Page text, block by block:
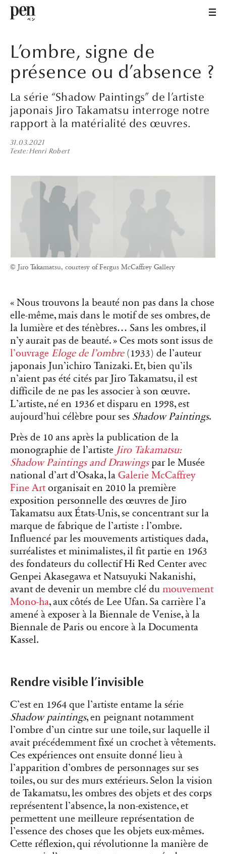
L’ombre, signe de
présence ou d’absence ?
La série “Shadow Paintings” de l’artiste
japonais Jiro Takamatsu interroge notre
rapport à la matérialité des œuvres.
31.03.2021
Texte Henri Robert
© Jiro Takamatsu, courtesy of Fergus McCaffrey Gallery
« Nous trouvons la beauté non pas dans la chose
elle-même, mais dans le motif de ses ombres, de
la lumière et des ténèbres… Sans les ombres, il
n’y aurait pas de beauté. » Ces mots sont issus de
l’ouvrage Eloge de l’ombre(1933) de l’auteur
japonais Jun’ichiro Tanizaki. Et, bien qu’ils
n’aient pas été cités par Jiro Takamatsu, il est
difficile de ne pas les associer à son œuvre.
L’artiste, né en 1936 et disparu en 1998, est
aujourd’hui célèbre pour ses Shadow Paintings.
Près de 10 ans après la publication de la
monographie de l’artiste Jiro Takamatsu:
Shadow Paintings and Drawingspar le Musée
national d’art d’Osaka, la Galerie McCaffrey
Fine Artorganisait en 2010 la première
exposition personnelle des œuvres de Jiro
Takamatsu aux États-Unis, se concentrant sur la
marque de fabrique de l’artiste : l’ombre.
Influencé par les mouvements artistiques dada,
surréalistes et minimalistes, il fit partie en 1963
des fondateurs du collectif Hi Red Center avec
Genpei Akasegawa et Natsuyuki Nakanishi,
avant de devenir un membre clé du mouvement
Mono-ha, aux côtés de Lee Ufan. Sa carrière l’a
amené à exposer à la Biennale de Venise, à la
Biennale de Paris ou encore à la Documenta
Kassel.
Rendre visible l’invisible
C’est en 1964 que l’artiste entame la série
Shadow paintings, en peignant notamment
l’ombre d’un cintre sur une toile, sur laquelle il
avait précédemment fixé un crochet à vêtements.
Ces expériences ont ensuite donné lieu à
l’apparition d’ombres de personnages sur ses
toiles, ou sur des murs extérieurs. Selon la vision
de Takamatsu, les ombres des objets et des corps
représentent l’absence, la non-existence, et
permettent une meilleure représentation de
l’essence des choses que les objets eux-mêmes.
Cette réflexion, qui révolutionne la manière de